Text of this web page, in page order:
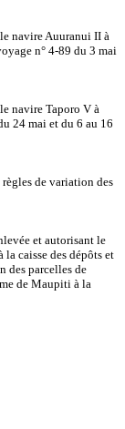
navire Auuranui II à
n° 4-89 du 3 mai
navire Taporo V à
24 mai et du 6 au 16
de variation des
et autorisant le
la caisse des dépôts et
des parcelles de
de Maupiti à la